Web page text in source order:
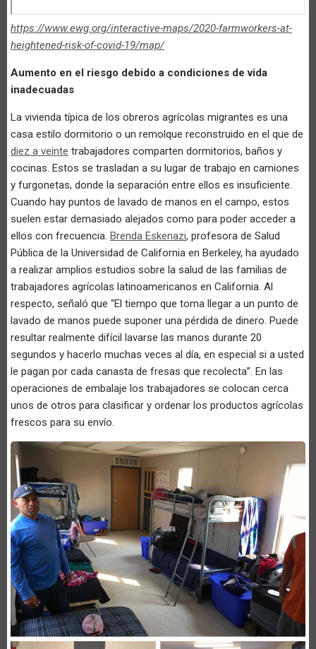
https://www.ewg.org/interactive-maps/2020-farmworkers-at-
heightened-risk-of-covid-19/map/
Aumento en el riesgo debido a condiciones de vida
inadecuadas
La vivienda típica de los obreros agrícolas migrantes es una
casa estilo dormitorio o un remolque reconstruido en el que de
diez a veinte trabajadores comparten dormitorios, baños y
cocinas. Estos se trasladan a su lugar de trabajo en camiones
y furgonetas, donde la separación entre ellos es insuficiente.
Cuando hay puntos de lavado de manos en el campo, estos
suelen estar demasiado alejados como para poder acceder a
ellos con frecuencia. Brenda Eskenazi, profesora de Salud
Pública de la Universidad de California en Berkeley, ha ayudado
a realizar amplios estudios sobre la salud de las familias de
trabajadores agrícolas latinoamericanos en California. Al
respecto, señaló que “El tiempo que toma llegar a un punto de
lavado de manos puede suponer una pérdida de dinero. Puede
resultar realmente difícil lavarse las manos durante 20
segundos y hacerlo muchas veces al día, en especial si a usted
le pagan por cada canasta de fresas que recolecta”. En las
operaciones de embalaje los trabajadores se colocan cerca
unos de otros para clasificar y ordenar los productos agrícolas
frescos para su envío.